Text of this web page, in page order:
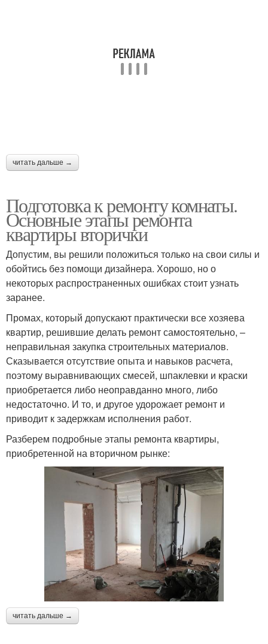
читать дальше →
Подготовка к ремонту комнаты.
Основные этапы ремонта
квартиры вторички
Допустим, вы решили положиться только на свои силы и
обойтись без помощи дизайнера. Хорошо, но о
некоторых распространенных ошибках стоит узнать
заранее.
Промах, который допускают практически все хозяева
квартир, решившие делать ремонт самостоятельно, –
неправильная закупка строительных материалов.
Сказывается отсутствие опыта и навыков расчета,
поэтому выравнивающих смесей, шпаклевки и краски
приобретается либо неоправданно много, либо
недостаточно. И то, и другое удорожает ремонт и
приводит к задержкам исполнения работ.
Разберем подробные этапы ремонта квартиры,
приобретенной на вторичном рынке:
читать дальше →